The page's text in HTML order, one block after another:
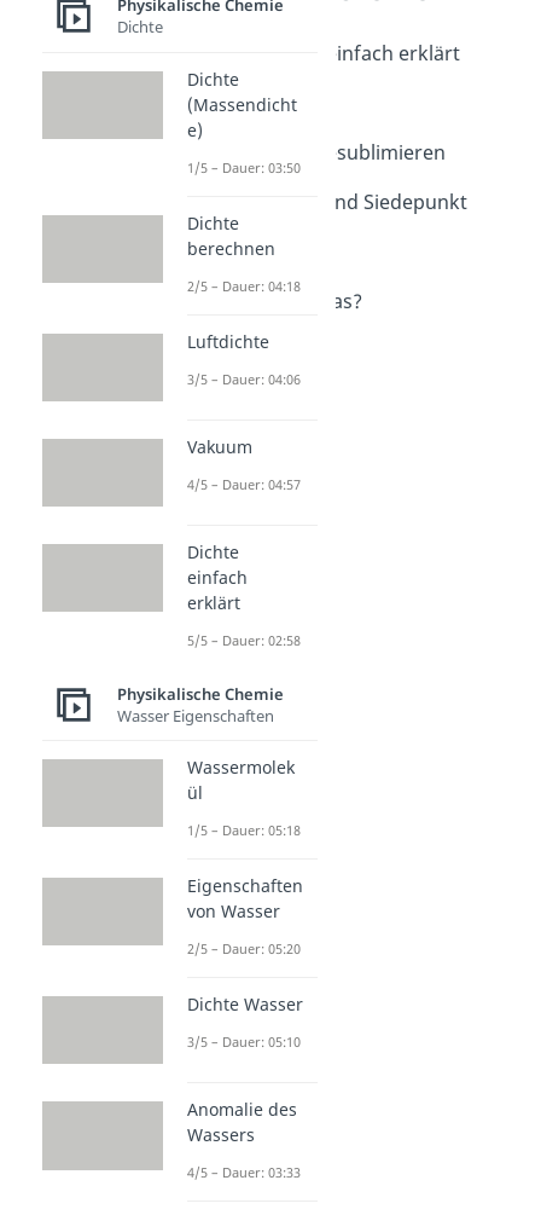
Aggregatzustände
Aggregatzustand einfach erklärt
Dauer: 04:55
Aggregatzustände
Dauer: 05:35
Sublimieren und resublimieren
Dauer: 03:44
Siedetemperatur und Siedepunkt
Dauer: 04:51
Teilchenmodell
Dauer: 04:30
Woraus besteht Glas?
Physikalische Chemie
Dichte
Dichte
(Massendicht
e)
1/5 – Dauer: 03:50
Dichte
berechnen
2/5 – Dauer: 04:18
Luftdichte
3/5 – Dauer: 04:06
Vakuum
4/5 – Dauer: 04:57
Dichte
einfach
erklärt
5/5 – Dauer: 02:58
Physikalische Chemie
Wasser Eigenschaften
Wassermolek
ül
1/5 – Dauer: 05:18
Eigenschaften
von Wasser
2/5 – Dauer: 05:20
Dichte Wasser
3/5 – Dauer: 05:10
Anomalie des
Wassers
4/5 – Dauer: 03:33